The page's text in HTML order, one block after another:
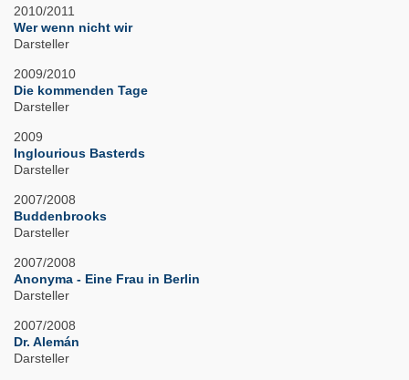
2010/2011
Wer wenn nicht wir
Darsteller
2009/2010
Die kommenden Tage
Darsteller
2009
Inglourious Basterds
Darsteller
2007/2008
Buddenbrooks
Darsteller
2007/2008
Anonyma - Eine Frau in Berlin
Darsteller
2007/2008
Dr. Alemán
Darsteller